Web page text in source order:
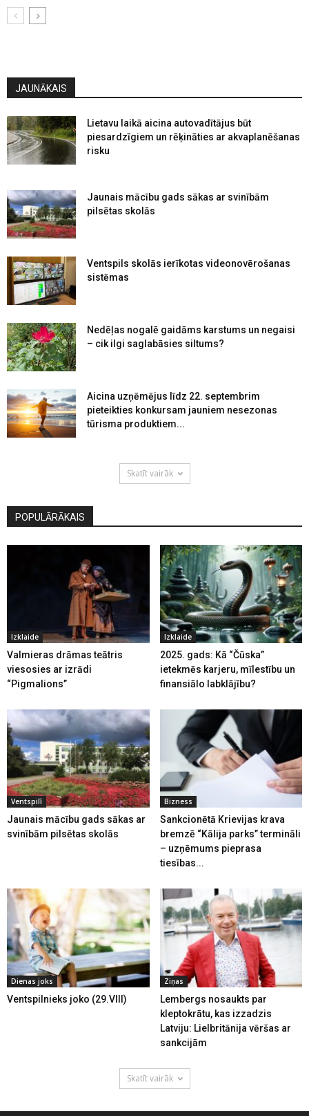
JAUNĀKAIS
Lietavu laikā aicina autovadītājus būt
piesardzīgiem un rēķināties ar akvaplanēšanas
risku
Jaunais mācību gads sākas ar svinībām
pilsētas skolās
Ventspils skolās ierīkotas videonovērošanas
sistēmas
Nedēļas nogalē gaidāms karstums un negaisi
– cik ilgi saglabāsies siltums?
Aicina uzņēmējus līdz 22. septembrim
pieteikties konkursam jauniem nesezonas
tūrisma produktiem...
Skatīt vairāk
POPULĀRĀKAIS
Izklaide
Valmieras drāmas teātris
viesosies ar izrādi
“Pigmalions”
Izklaide
2025. gads: Kā “Čūska”
ietekmēs karjeru, mīlestību un
finansiālo labklājību?
Ventspilī
Jaunais mācību gads sākas ar
svinībām pilsētas skolās
Bizness
Sankcionētā Krievijas krava
bremzē “Kālija parks” termināli
– uzņēmums pieprasa
tiesības...
Dienas joks
Ventspilnieks joko (29.VIII)
Ziņas
Lembergs nosaukts par
kleptokrātu, kas izzadzis
Latviju: Lielbritānija vēršas ar
sankcijām
Skatīt vairāk